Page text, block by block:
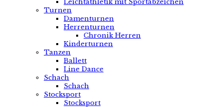
Leichtathletik mit Sportabzeichen
Turnen
Damenturnen
Herrenturnen
Chronik Herren
Kinderturnen
Tanzen
Ballett
Line Dance
Schach
Schach
Stocksport
Stocksport